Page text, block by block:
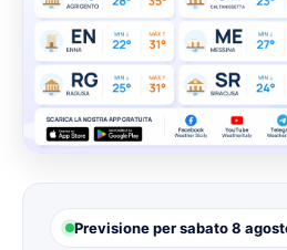
Previsione per sabato 8